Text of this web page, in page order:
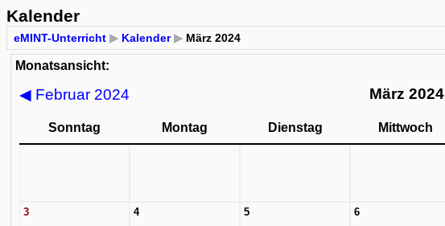
Kalender
eMINT-Unterricht ▶ Kalender ▶ März 2024
Monatsansicht:
◀ Februar 2024 März 2024
Sonntag Montag Dienstag Mittwoch
3 4 5 6